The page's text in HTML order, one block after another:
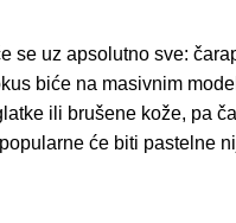
se uz apsolutno sve:
biće na masivnim
ili brušene kože, pa
će biti pastelne